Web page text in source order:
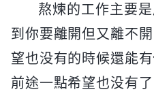
熬煉的工作主要
到你要離開但又離不
望也没有的時候還能
前途一點希望也没有